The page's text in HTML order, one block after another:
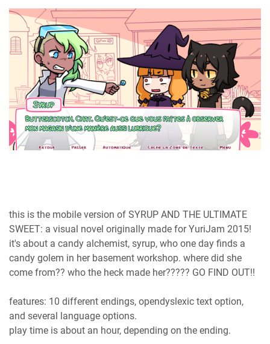
this is the mobile version of SYRUP AND THE ULTIMATE
SWEET: a visual novel originally made for YuriJam 2015!
it's about a candy alchemist, syrup, who one day finds a
candy golem in her basement workshop. where did she
come from?? who the heck made her????? GO FIND OUT!!
features: 10 different endings, opendyslexic text option,
and several language options.
play time is about an hour, depending on the ending.